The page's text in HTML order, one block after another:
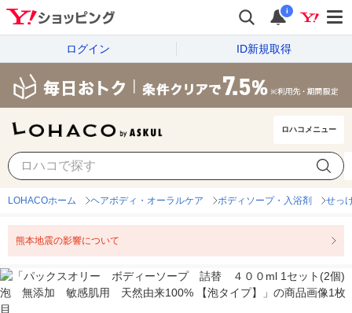
i
ログイン ID新規取得
ロハコメニュー
LOHACOホーム ヘアボディ・オーラルケア ボディソープ・入浴剤 せっ
熊本地震の影響について